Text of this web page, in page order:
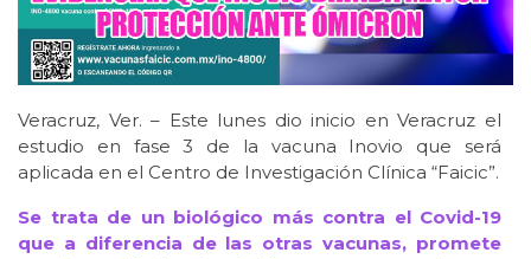
Veracruz, Ver. – Este lunes dio inicio en Veracruz el
estudio en fase 3 de la vacuna Inovio que será
aplicada en el Centro de Investigación Clínica “Faicic”.
Se trata de un biológico más contra el Covid-19
que a diferencia de las otras vacunas, promete